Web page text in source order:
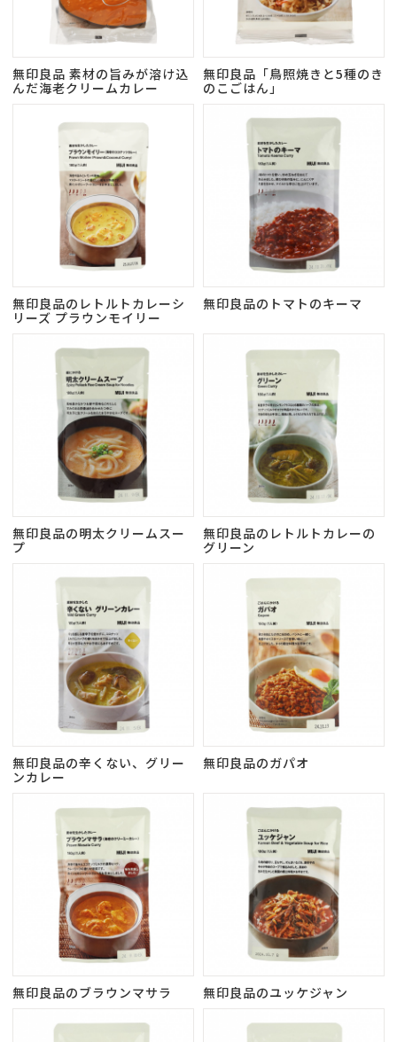
無印良品 素材の旨みが溶け込
んだ海老クリームカレー
無印良品「鳥照焼きと5種のき
のこごはん」
無印良品のレトルトカレーシ
リーズ プラウンモイリー
無印良品のトマトのキーマ
無印良品の明太クリームスー
プ
無印良品のレトルトカレーの
グリーン
無印良品の辛くない、グリー
ンカレー
無印良品のガパオ
無印良品のブラウンマサラ 無印良品のユッケジャン